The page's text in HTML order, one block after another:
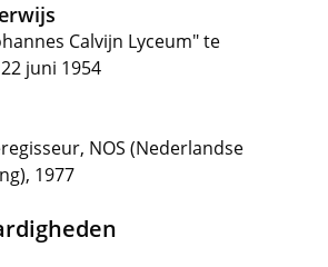
Calvijn Lyceum" te
juni 1954
NOS (Nederlandse
1977